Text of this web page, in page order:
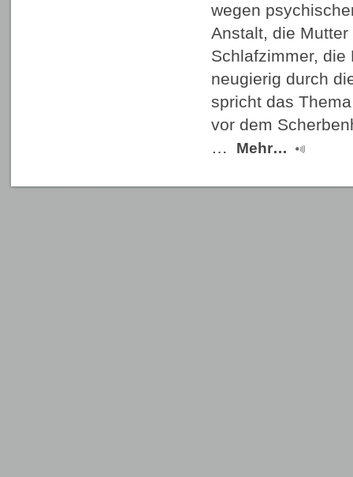
wegen
Anstalt, die
Schlafzimmer, die
neugierig durch
spricht das
vor dem
…
Mehr…